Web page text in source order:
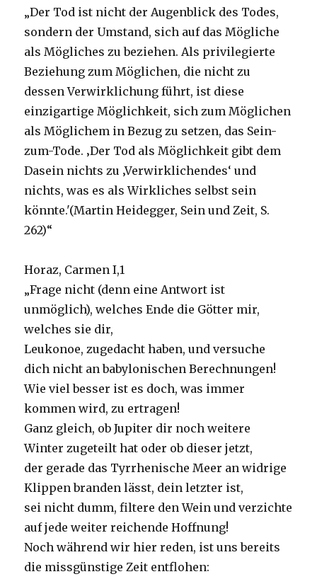
„Der Tod ist nicht der Augenblick des Todes,
sondern der Umstand, sich auf das Mögliche
als Mögliches zu beziehen. Als privilegierte
Beziehung zum Möglichen, die nicht zu
dessen Verwirklichung führt, ist diese
einzigartige Möglichkeit, sich zum Möglichen
als Möglichem in Bezug zu setzen, das Sein-
zum-Tode. ‚Der Tod als Möglichkeit gibt dem
Dasein nichts zu ‚Verwirklichendes‘ und
nichts, was es als Wirkliches selbst sein
könnte.'(Martin Heidegger, Sein und Zeit, S.
262)“
Horaz, Carmen I,1
„Frage nicht (denn eine Antwort ist
unmöglich), welches Ende die Götter mir,
welches sie dir,
Leukonoe, zugedacht haben, und versuche
dich nicht an babylonischen Berechnungen!
Wie viel besser ist es doch, was immer
kommen wird, zu ertragen!
Ganz gleich, ob Jupiter dir noch weitere
Winter zugeteilt hat oder ob dieser jetzt,
der gerade das Tyrrhenische Meer an widrige
Klippen branden lässt, dein letzter ist,
sei nicht dumm, filtere den Wein und verzichte
auf jede weiter reichende Hoffnung!
Noch während wir hier reden, ist uns bereits
die missgünstige Zeit entflohen: